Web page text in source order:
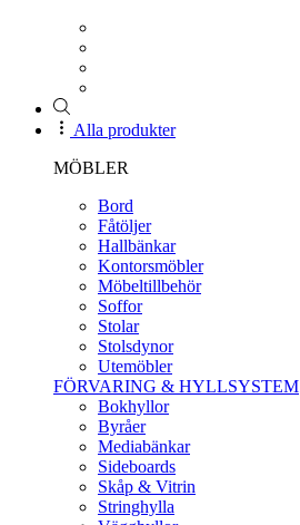
Alla produkter
MÖBLER
Bord
Fåtöljer
Hallbänkar
Kontorsmöbler
Möbeltillbehör
Soffor
Stolar
Stolsdynor
Utemöbler
FÖRVARING & HYLLSYSTEM
Bokhyllor
Byråer
Mediabänkar
Sideboards
Skåp & Vitrin
Stringhylla